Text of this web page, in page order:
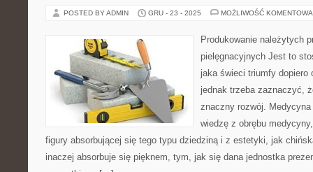
POSTED BY ADMIN GRU - 23 - 2025 MOŻLIWOŚĆ
Produkowanie należytych
pielęgnacyjnych Jest to
jaka świeci triumfy dopiero
jednak trzeba zaznaczyć,
znaczny rozwój.
wiedzę z obrębu
figury absorbującej się tego typu dziedziną i z estetyki, jak
inaczej absorbuje się pięknem, tym, jak się dana jednostka